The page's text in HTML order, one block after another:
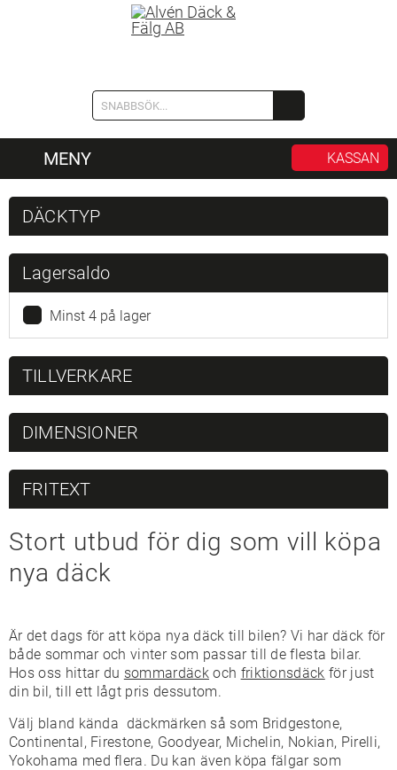
MENY KASSAN
DÄCKTYP
Lagersaldo
Minst 4 på lager
TILLVERKARE
DIMENSIONER
FRITEXT
Stort utbud för dig som vill köpa
nya däck
Är det dags för att köpa nya däck till bilen? Vi har däck för
både sommar och vinter som passar till de flesta bilar.
Hos oss hittar du sommardäckoch friktionsdäck för just
din bil, till ett lågt pris dessutom.
Välj bland kända däckmärken så som Bridgestone,
Continental, Firestone, Goodyear, Michelin, Nokian, Pirelli,
Yokohama med flera. Du kan även köpa fälgar som